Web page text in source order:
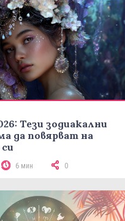
Тези зодиакални
да повярват на
6 мин 0